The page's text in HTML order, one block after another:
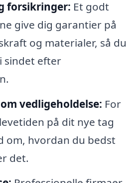
forsikringer: Et godt
give dig garantier på
og materialer, så du
sindet efter
vedligeholdelse: For
på dit nye tag
om, hvordan du bedst
det.